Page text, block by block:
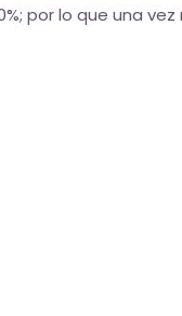
por lo que una